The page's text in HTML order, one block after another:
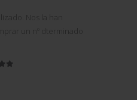
Nos la han
un nº dterminado